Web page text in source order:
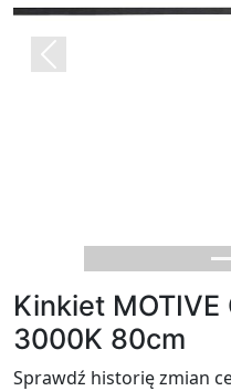
Previous
Kinkiet MOTIVE
3000K 80cm
Sprawdź historię zmian